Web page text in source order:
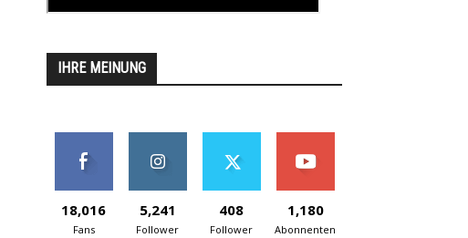
IHRE MEINUNG
18,016
Fans
5,241
Follower
408
Follower
1,180
Abonnenten